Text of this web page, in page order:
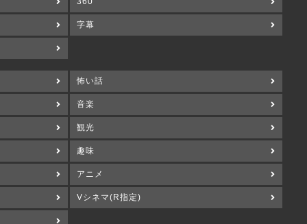
字幕
怖い話
音楽
観光
趣味
アニメ
Vシネマ(R指定)